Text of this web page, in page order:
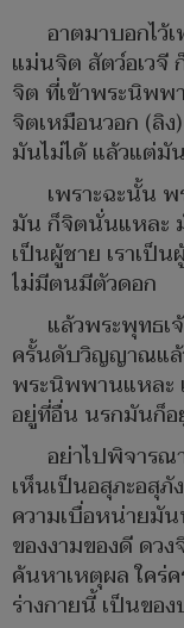
อาตมาบอกไว้
แม่นจิต สัตว์อเว
จิต ที่เข้าพระนิพพ
จิตเหมือนวอก (ลิ
มันไม่ได้ แล้วแต่มั
เพราะฉะนั้น
มัน ก็จิตนั่นแหละ มั
เป็นผู้ชาย เราเป็
ไม่มีตนมีตัวดอก
แล้วพระพุทธเ
ครั้นดับวิญญาณแล้
พระนิพพานแหละ
อยู่ที่อื่น นรกมันก็
อย่าไปพิจาร
เห็นเป็นอสุภะอสุ
ความเบื่อหน่ายมั
ของงามของดี ด
ค้นหาเหตุผล ใคร่
ร่างกายนี้ เป็นขอ